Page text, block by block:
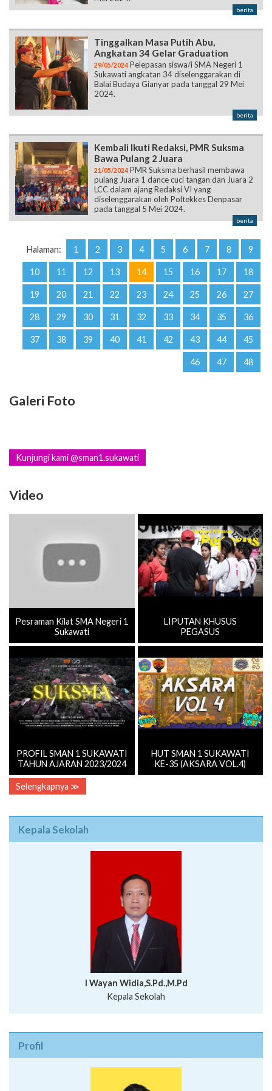
berita
Tinggalkan Masa Putih Abu,
Angkatan 34 Gelar Graduation
29/05/2024 Pelepasan siswa/i SMA Negeri 1
Sukawati angkatan 34 diselenggarakan di
Balai Budaya Gianyar pada tanggal 29 Mei
2024.
berita
Kembali Ikuti Redaksi, PMR Suksma
Bawa Pulang 2 Juara
21/05/2024 PMR Suksma berhasil membawa
pulang Juara 1 dance cuci tangan dan Juara 2
LCC dalam ajang Redaksi VI yang
diselenggarakan oleh Poltekkes Denpasar
pada tanggal 5 Mei 2024.
berita
Halaman: 1 2 3 4 5 6 7 8 9
10 11 12 13 14 15 16 17 18
19 20 21 22 23 24 25 26 27
28 29 30 31 32 33 34 35 36
37 38 39 40 41 42 43 44 45
46 47 48
Galeri Foto
Kunjungi kami @sman1.sukawati
Video
Pesraman Kilat SMA Negeri 1
Sukawati
LIPUTAN KHUSUS
PEGASUS
PROFIL SMAN 1 SUKAWATI
TAHUN AJARAN 2023/2024
HUT SMAN 1 SUKAWATI
KE-35 (AKSARA VOL.4)
Selengkapnya ≫
Kepala Sekolah
I Wayan Widia,S.Pd.,M.Pd
Kepala Sekolah
Profil